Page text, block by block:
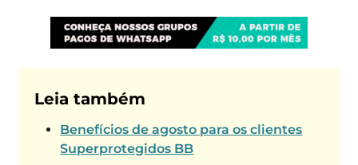
Leia também
Benefícios de agosto para os clientes
Superprotegidos BB